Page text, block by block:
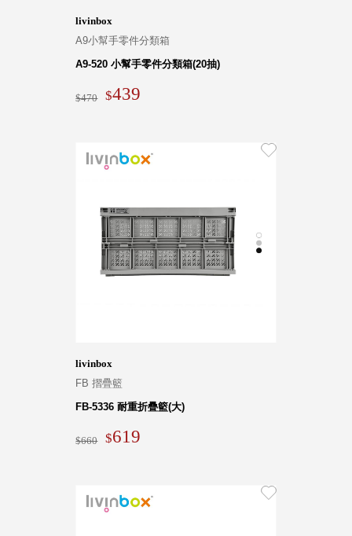
livinbox
A9小幫手零件分類箱
A9-520 小幫手零件分類箱(20抽)
470 439
livinbox
FB 摺疊籃
FB-5336 耐重折疊籃(大)
660 619